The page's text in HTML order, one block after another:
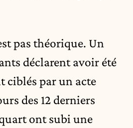
pas théorique. Un
déclarent avoir été
ciblés par un acte
des 12 derniers
ont subi une